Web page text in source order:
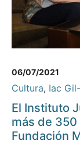
06/07/2021
Cultura, Iac
El Instituto
más de
Fundación